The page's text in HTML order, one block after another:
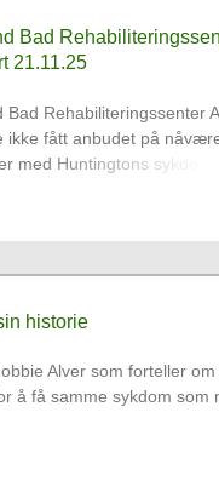
Bad
21.11.25
Bad Rehabiliteringssenter
ikke fått anbudet på
med Huntingtons sykdom.
historie
Alver som forteller
å få samme sykdom som